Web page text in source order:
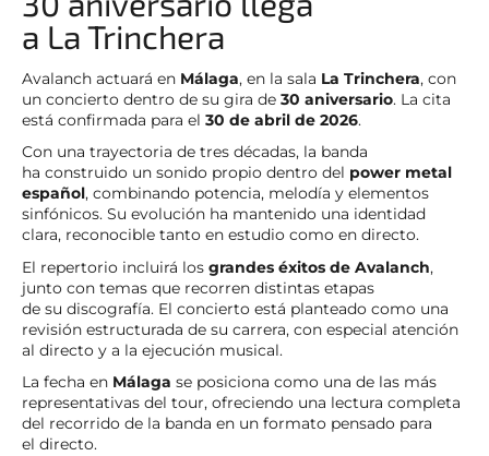
a La Trinchera
Avalanch actuará en Málaga, en la sala La Trinchera, con
un concierto dentro de su gira de 30 aniversario. La cita
está confirmada para el 30 de abril de 2026.
Con una trayectoria de tres décadas, la banda
ha construido un sonido propio dentro del power metal
español, combinando potencia, melodía y elementos
sinfónicos. Su evolución ha mantenido una identidad
clara, reconocible tanto en estudio como en directo.
El repertorio incluirá los grandes éxitos de Avalanch,
junto con temas que recorren distintas etapas
de su discografía. El concierto está planteado como una
revisión estructurada de su carrera, con especial atención
al directo y a la ejecución musical.
La fecha en Málaga se posiciona como una de las más
representativas del tour, ofreciendo una lectura completa
del recorrido de la banda en un formato pensado para
el directo.